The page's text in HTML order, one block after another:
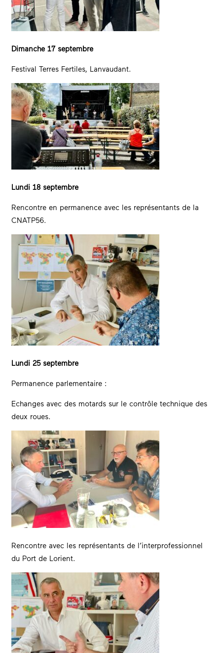
Dimanche 17 septembre
Festival Terres Fertiles, Lanvaudant.
Lundi 18 septembre
Rencontre en permanence avec les représentants de la
CNATP56.
Lundi 25 septembre
Permanence parlementaire :
Echanges avec des motards sur le contrôle technique des
deux roues.
Rencontre avec les représentants de l’interprofessionnel
du Port de Lorient.